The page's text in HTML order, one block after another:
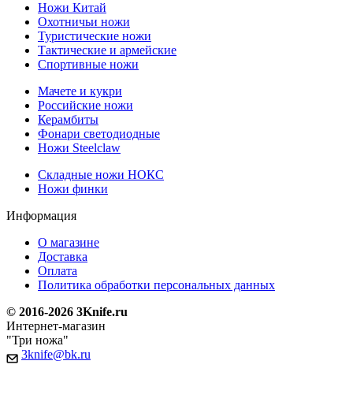
Ножи Китай
Охотничьи ножи
Туристические ножи
Тактические и армейские
Спортивные ножи
Мачете и кукри
Российские ножи
Керамбиты
Фонари светодиодные
Ножи Steelclaw
Складные ножи НОКС
Ножи финки
Информация
О магазине
Доставка
Оплата
Политика обработки персональных данных
© 2016-2026 3Knife.ru
Интернет-магазин
"Три ножа"
3knife@bk.ru